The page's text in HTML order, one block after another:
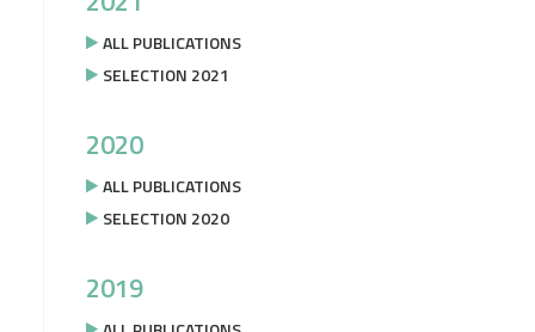
ALL PUBLICATIONS
SELECTION 2021
2020
ALL PUBLICATIONS
SELECTION 2020
2019